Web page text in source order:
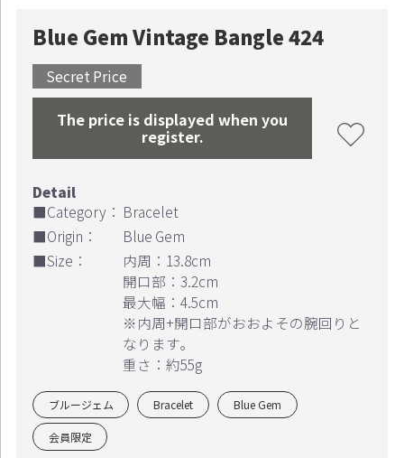
Blue Gem Vintage Bangle 424
Secret Price
The price is displayed when you
register.
■Category： Bracelet
■Origin：
Blue Gem
■Size：
内周：13.8cm
開口部：3.2cm
最大幅：4.5cm
※内周+開口部がおおよその腕回りと
なります｡
重さ：約55g
ブルージェム Bracelet Blue Gem
会員限定
Continue shopping